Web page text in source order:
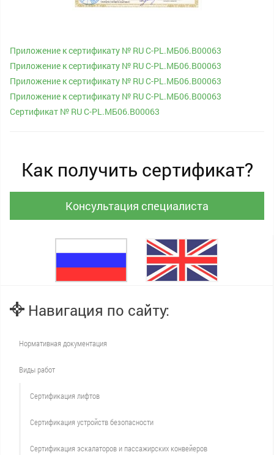
Приложение к сертификату № RU С-PL.МБ06.В00063
Приложение к сертификату № RU С-PL.МБ06.В00063
Приложение к сертификату № RU С-PL.МБ06.В00063
Приложение к сертификату № RU С-PL.МБ06.В00063
Cертификат № RU С-PL.МБ06.В00063
Как получить сертификат?
Консультация специалиста
Навигация по сайту:
Нормативная документация
Виды работ
Сертификация лифтов
Сертификация устройств безопасности
Сертификация эскалаторов и пассажирских конвейеров